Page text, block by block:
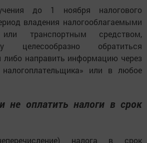
до 1 ноября налогового
владения налогооблагаемыми
транспортным средством,
целесообразно обратиться
либо направить информацию через
или в любое
не оплатить налоги в срок
налога в срок